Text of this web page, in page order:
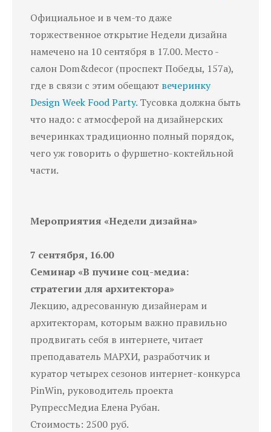
Официальное и в чем-то даже
торжественное открытие Недели дизайна
намечено на 10 сентября в 17.00. Место -
салон Dom&decor (проспект Победы, 157а),
где в связи с этим обещают вечеринку
Design Week Food Party. Тусовка должна быть
что надо: с атмосферой на дизайнерских
вечеринках традиционно полный порядок,
чего уж говорить о фуршетно-коктейльной
части.
Мероприятия «Недели дизайна»
7 сентября, 16.00
Семинар «В пучине соц-медиа:
стратегии для архитектора»
Лекцию, адресованную дизайнерам и
архитекторам, которым важно правильно
продвигать себя в интернете, читает
преподаватель МАРХИ, разработчик и
куратор четырех сезонов интернет-конкурса
PinWin, руководитель проекта
РупрессМедиа Елена Рубан.
Стоимость: 2500 руб.